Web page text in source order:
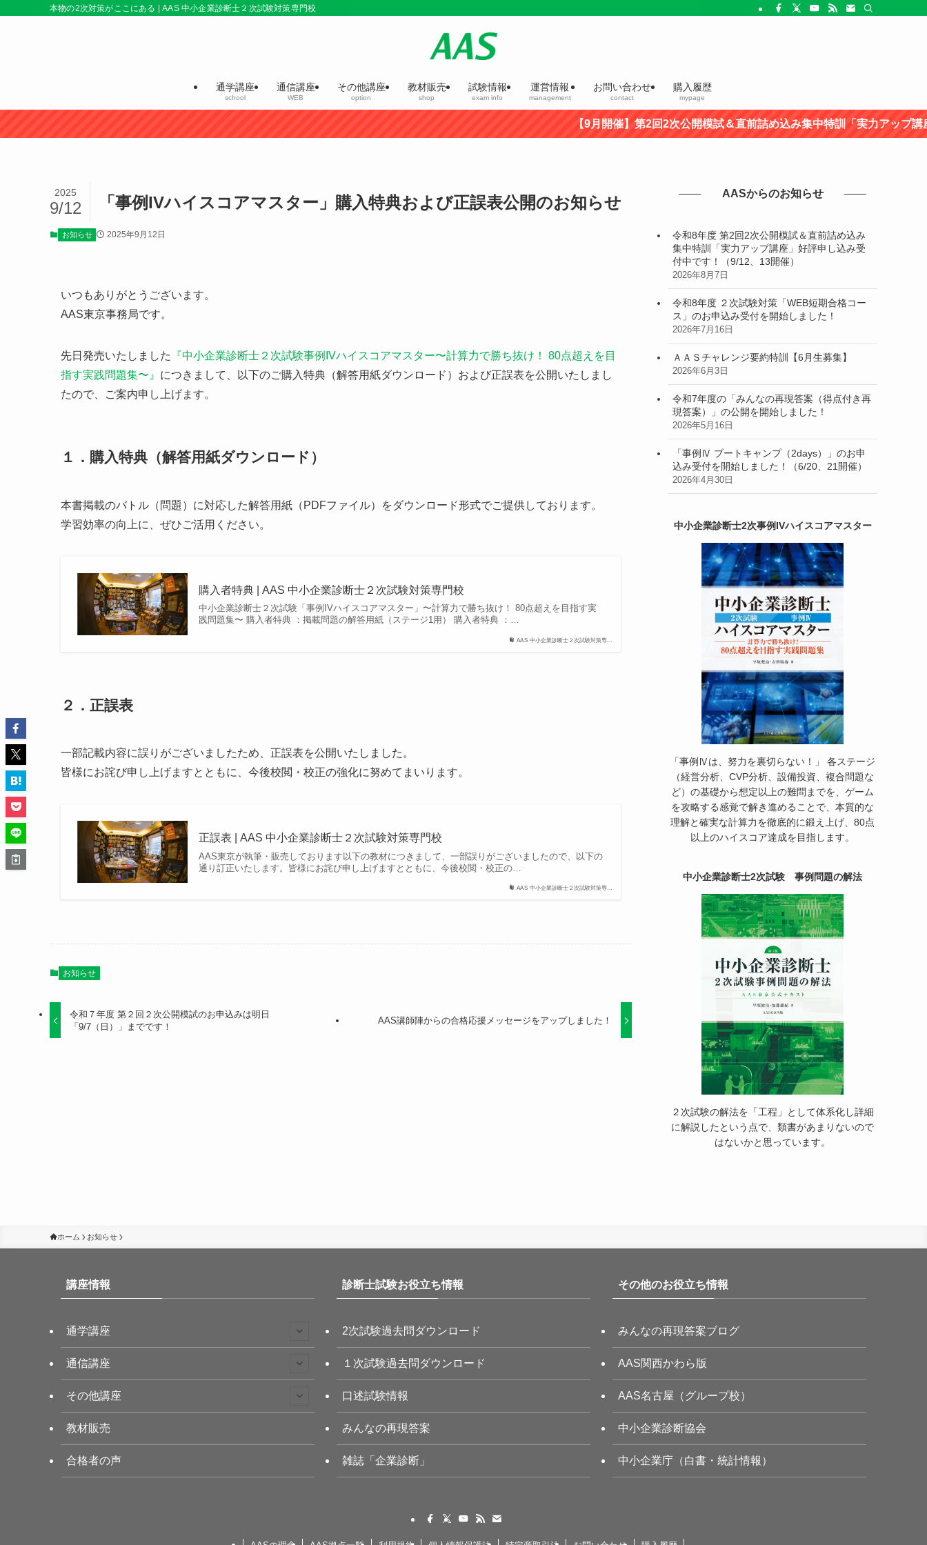
本物の2次対策がここにある | AAS 中小企業診断士２次試験対策専門校
通学講座
school
通信講座
WEB
その他講座
option
教材販売
shop
試験情報
exam info
運営情報
management
お問い合わせ
contact
購入履歴
mypage
【9月開催】第2回2次公開模試＆直前詰め込み集中特訓「実力アップ講座」好
「事例IVハイスコアマスター」購入特典および正誤表公開のお知らせ
2025
9/12
お知らせ 2025年9月12日
いつもありがとうございます。
AAS東京事務局です。
先日発売いたしました
『中小企業診断士２次試験事例IVハイスコアマスター〜計算力で勝ち抜け！ 80点超えを目
指す実践問題集〜』 につきまして、以下のご購入特典（解答用紙ダウンロード）および正誤表を公開いたしまし
たので、ご案内申し上げます。
１．購入特典（解答用紙ダウンロード）
本書掲載のバトル（問題）に対応した解答用紙（PDFファイル）をダウンロード形式でご提供しております。
学習効率の向上に、ぜひご活用ください。
AAS 中小企業診断士２次試験対策専…
購入者特典 | AAS 中小企業診断士２次試験対策専門校
中小企業診断士２次試験「事例IVハイスコアマスター」〜計算力で勝ち抜け！ 80点超えを目指す実
践問題集〜 購入者特典 ：掲載問題の解答用紙（ステージ1用） 購入者特典 ：…
２．正誤表
一部記載内容に誤りがございましたため、正誤表を公開いたしました。
皆様にお詫び申し上げますとともに、今後校閲・校正の強化に努めてまいります。
AAS 中小企業診断士２次試験対策専…
正誤表 | AAS 中小企業診断士２次試験対策専門校
AAS東京が執筆・販売しております以下の教材につきまして、一部誤りがございましたので、以下の
通り訂正いたします。皆様にお詫び申し上げますとともに、今後校閲・校正の…
お知らせ
令和７年度 第２回２次公開模試のお申込みは明日
「9/7（日）」までです！
AAS講師陣からの合格応援メッセージをアップしました！
AASからのお知らせ
令和8年度 第2回2次公開模試＆直前詰め込み
集中特訓「実力アップ講座」好評申し込み受
付中です！（9/12、13開催）
2026年8月7日
令和8年度 ２次試験対策「WEB短期合格コー
ス」のお申込み受付を開始しました！
2026年7月16日
ＡＡＳチャレンジ要約特訓【6月生募集】
2026年6月3日
令和7年度の「みんなの再現答案（得点付き再
現答案）」の公開を開始しました！
2026年5月16日
「事例Ⅳ ブートキャンプ（2days）」のお申
込み受付を開始しました！（6/20、21開催）
2026年4月30日
中小企業診断士2次事例IVハイスコアマスター
「事例Ⅳは、努力を裏切らない！」 各ステージ
（経営分析、CVP分析、設備投資、複合問題な
ど）の基礎から想定以上の難問までを、ゲーム
を攻略する感覚で解き進めることで、本質的な
理解と確実な計算力を徹底的に鍛え上げ、80点
以上のハイスコア達成を目指します。
中小企業診断士2次試験 事例問題の解法
２次試験の解法を「工程」として体系化し詳細
に解説したという点で、類書があまりないので
はないかと思っています。
ホーム お知らせ
講座情報
通学講座
通信講座
その他講座
教材販売
合格者の声
診断士試験お役立ち情報
2次試験過去問ダウンロード
１次試験過去問ダウンロード
口述試験情報
みんなの再現答案
雑誌「企業診断」
その他のお役立ち情報
みんなの再現答案ブログ
AAS関西かわら版
AAS名古屋（グループ校）
中小企業診断協会
中小企業庁（白書・統計情報）